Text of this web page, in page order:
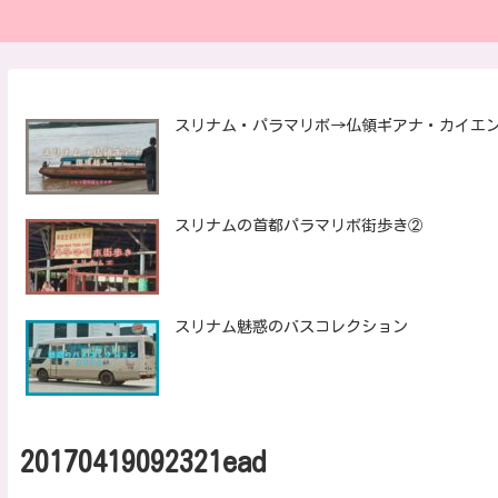
スリナム・パラマリボ→仏領ギアナ・カイエ
スリナムの首都パラマリボ街歩き②
スリナム魅惑のバスコレクション
20170419092321ead